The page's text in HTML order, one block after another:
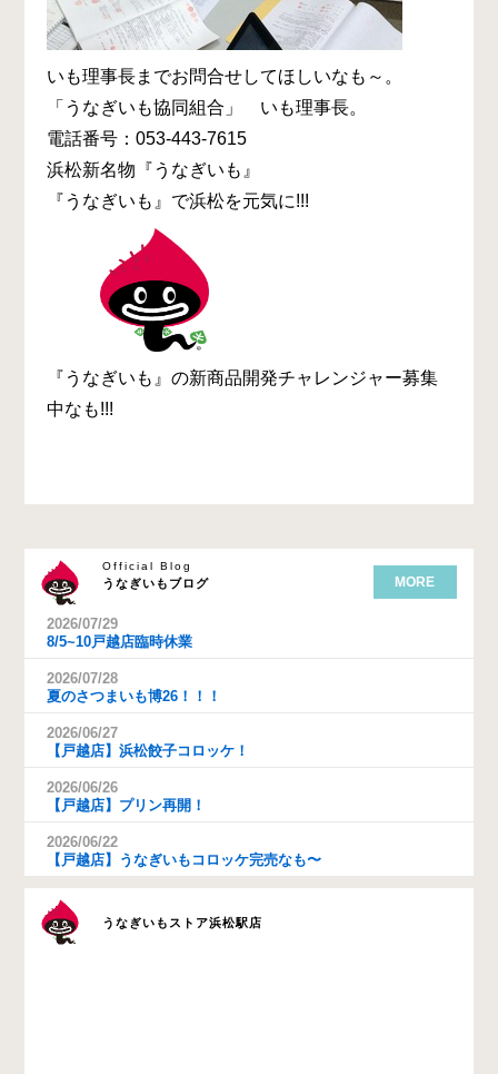
いも理事長までお問合せしてほしいなも～。
「うなぎいも協同組合」 いも理事長。
電話番号：053-443-7615
浜松新名物『うなぎいも』
『うなぎいも』で浜松を元気に!!!
『うなぎいも』の新商品開発チャレンジャー募集
中なも!!!
うなぎいもブログ
Official Blog
MORE
2026/07/29
8/5~10戸越店臨時休業
2026/07/28
夏のさつまいも博26！！！
2026/06/27
【戸越店】浜松餃子コロッケ！
2026/06/26
【戸越店】プリン再開！
2026/06/22
【戸越店】うなぎいもコロッケ完売なも〜
うなぎいもストア浜松駅店